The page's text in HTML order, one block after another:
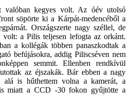
valóban kegyes volt. Az óév utolsó
söpörte ki a Kárpát-medencéből a
Országszerte nagy széllel, de
volt: a Pilis teljesen lefogta az orkánt.
a kollégák többen panaszkodtak a
befújásokra, addig Piliscséven nem
semmit. Ellenben rendkívül
az éjszakák. Bár ebben a nagy
is hűthettem volna a kamerát, a
miatt a CCD -30 fokon gyűjtötte a